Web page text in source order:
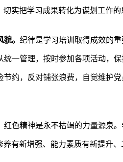
实把学习成果转化为谋划工作
。 纪律是学习培训取得成效的
一管理，按时参加各项活动，
约，反对铺张浪费，自觉维护
红色精神是永不枯竭的力量源泉
有新增强、能力素质有新提升